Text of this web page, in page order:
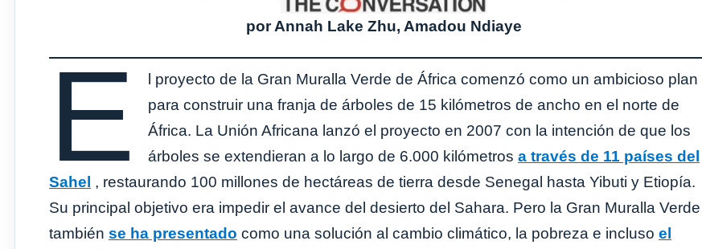
por Annah Lake Zhu, Amadou Ndiaye
E
l proyecto de la Gran Muralla Verde de África comenzó como un ambicioso plan
para construir una franja de árboles de 15 kilómetros de ancho en el norte de
África. La Unión Africana lanzó el proyecto en 2007 con la intención de que los
árboles se extendieran a lo largo de 6.000 kilómetros a través de 11 países del
Sahel , restaurando 100 millones de hectáreas de tierra desde Senegal hasta Yibuti y Etiopía.
Su principal objetivo era impedir el avance del desierto del Sahara. Pero la Gran Muralla Verde
también se ha presentado como una solución al cambio climático, la pobreza e incluso el